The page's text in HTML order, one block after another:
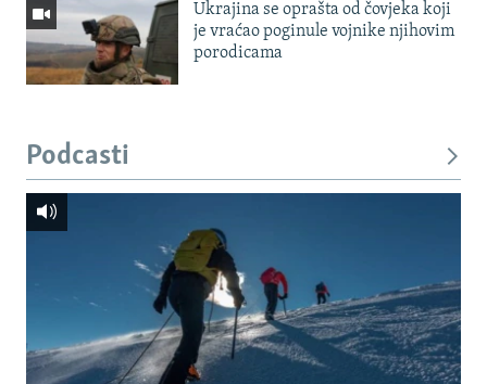
Ukrajina se oprašta od čovjeka koji
je vraćao poginule vojnike njihovim
porodicama
Podcasti